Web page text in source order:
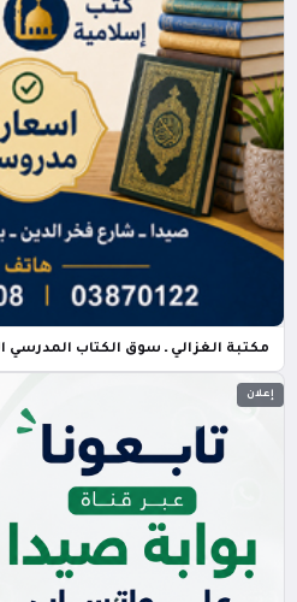
مكتبة الغزالي ـ سوق الكتاب
إعلان